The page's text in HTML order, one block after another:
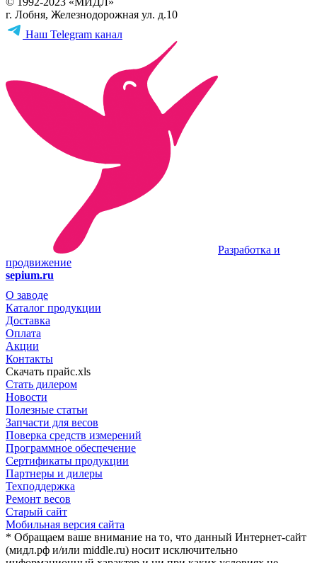
г. Лобня, Железнодорожная ул. д.10
Наш Telegram канал
Разработка и
продвижение
sepium.ru
О заводе
Каталог продукции
Доставка
Оплата
Акции
Контакты
Скачать прайс.xls
Стать дилером
Новости
Полезные статьи
Запчасти для весов
Поверка средств измерений
Программное обеспечение
Сертификаты продукции
Партнеры и дилеры
Техподдержка
Ремонт весов
Старый сайт
Мобильная версия сайта
* Обращаем ваше внимание на то, что данный Интернет-сайт
(мидл.рф и/или middle.ru) носит исключительно